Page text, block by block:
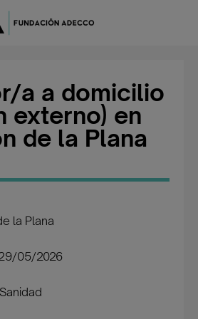
a a domicilio
externo) en
de la Plana
la Plana
05/2026